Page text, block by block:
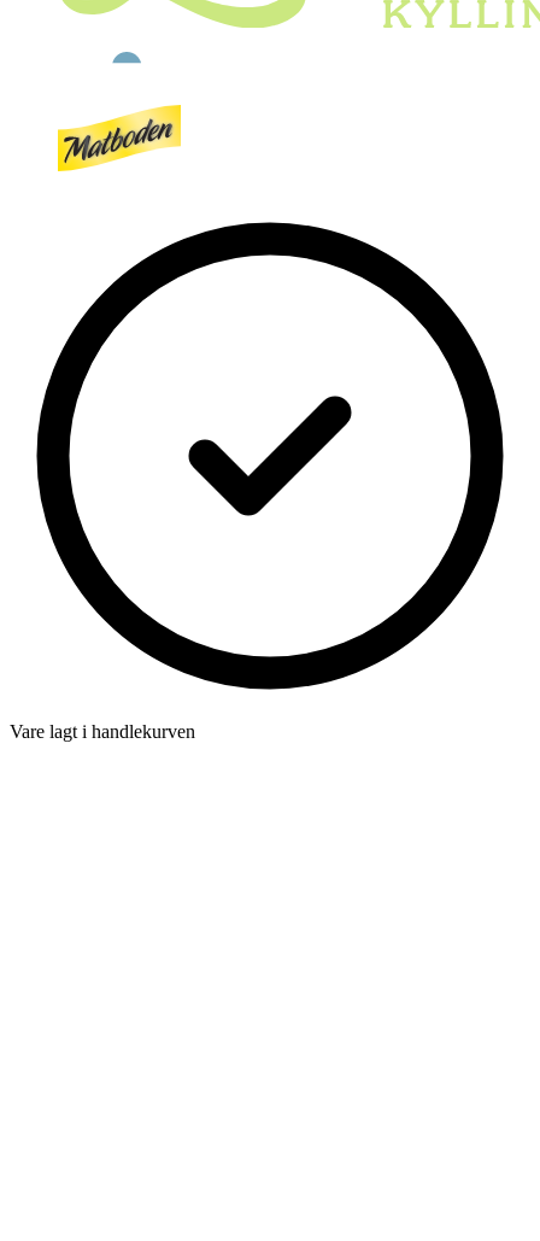
Vare lagt i handlekurven